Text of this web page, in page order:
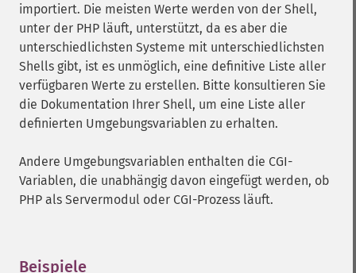
importiert. Die meisten Werte werden von der Shell,
unter der PHP läuft, unterstützt, da es aber die
unterschiedlichsten Systeme mit unterschiedlichsten
Shells gibt, ist es unmöglich, eine definitive Liste aller
verfügbaren Werte zu erstellen. Bitte konsultieren Sie
die Dokumentation Ihrer Shell, um eine Liste aller
definierten Umgebungsvariablen zu erhalten.
Andere Umgebungsvariablen enthalten die CGI-
Variablen, die unabhängig davon eingefügt werden, ob
PHP als Servermodul oder CGI-Prozess läuft.
Beispiele